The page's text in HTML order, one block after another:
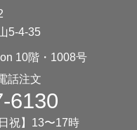
5-4-35
10階・1008号
話注文
6130
祝】13〜17時